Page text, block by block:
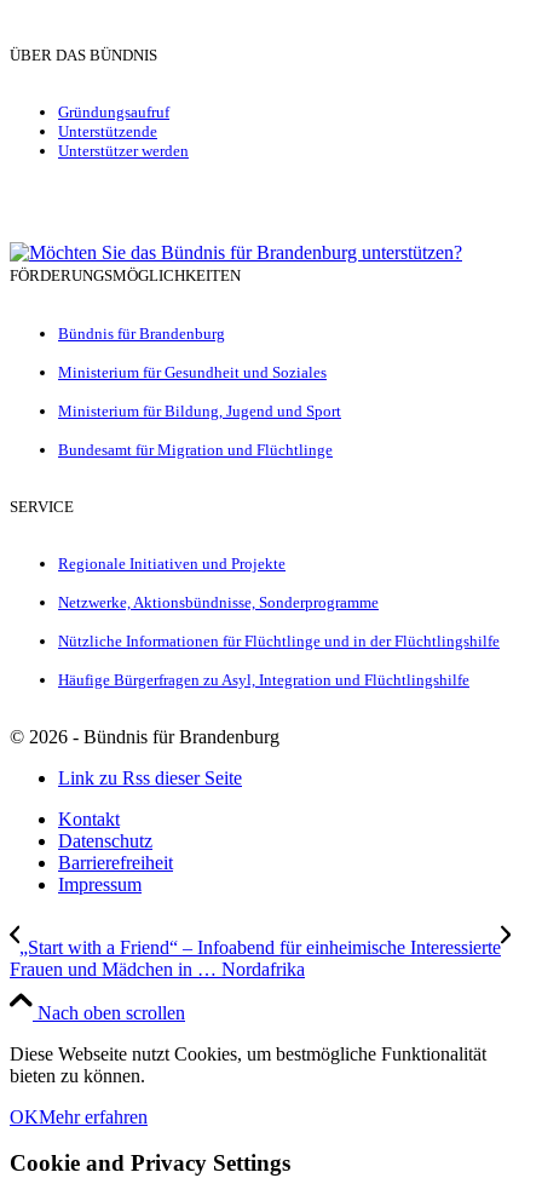
ÜBER DAS BÜNDNIS
Gründungsaufruf
Unterstützende
Unterstützer werden
FÖRDERUNGSMÖGLICHKEITEN
Bündnis für Brandenburg
Ministerium für Gesundheit und Soziales
Ministerium für Bildung, Jugend und Sport
Bundesamt für Migration und Flüchtlinge
SERVICE
Regionale Initiativen und Projekte
Netzwerke, Aktionsbündnisse, Sonderprogramme
Nützliche Informationen für Flüchtlinge und in der Flüchtlingshilfe
Häufige Bürgerfragen zu Asyl, Integration und Flüchtlingshilfe
© 2026 - Bündnis für Brandenburg
Link zu Rss dieser Seite
Kontakt
Datenschutz
Barrierefreiheit
Impressum
„Start with a Friend“ – Infoabend für einheimische Interessierte
Frauen und Mädchen in … Nordafrika
Nach oben scrollen
Diese Webseite nutzt Cookies, um bestmögliche Funktionalität
bieten zu können.
OKMehr erfahren
Cookie and Privacy Settings